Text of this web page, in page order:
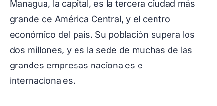
Managua, la capital, es la tercera ciudad más
grande de América Central, y el centro
económico del país. Su población supera los
dos millones, y es la sede de muchas de las
grandes empresas nacionales e
internacionales.